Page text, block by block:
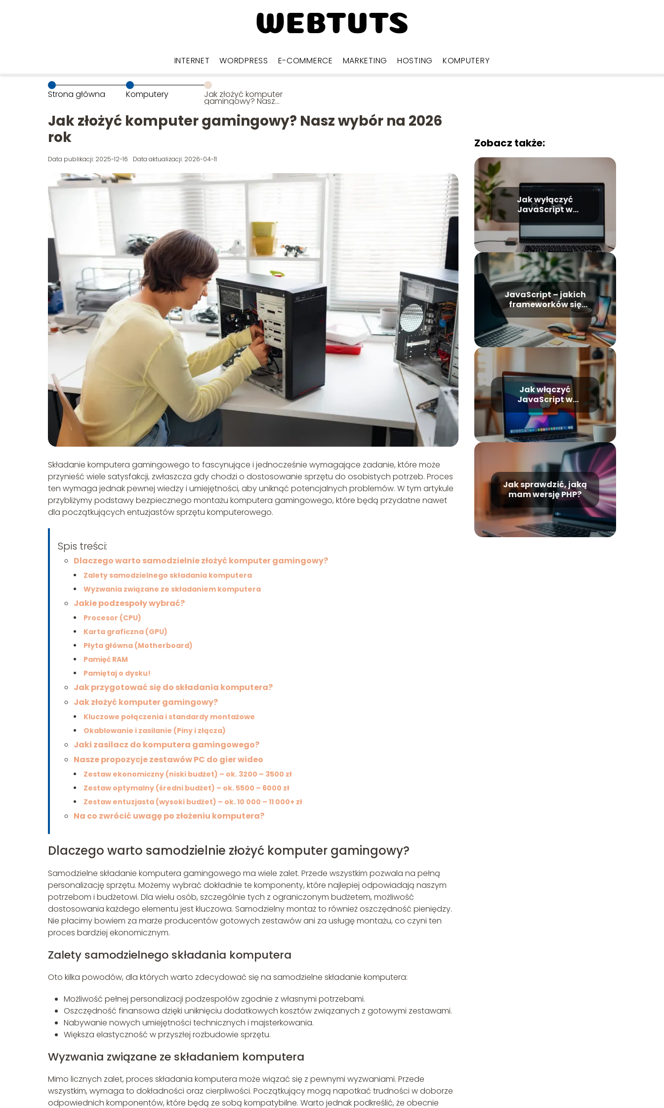
INTERNET WORDPRESS E-COMMERCE MARKETING HOSTING KOMPUTERY
Strona główna Komputery Jak złożyć komputer
gamingowy? Nasz
wybór na 2026 rok
Jak złożyć komputer gamingowy? Nasz wybór na 2026
rok
Data publikacji: 2025-12-16 Data aktualizacji: 2026-04-11
Składanie komputera gamingowego to fascynujące i jednocześnie wymagające zadanie, które może
przynieść wiele satysfakcji, zwłaszcza gdy chodzi o dostosowanie sprzętu do osobistych potrzeb. Proces
ten wymaga jednak pewnej wiedzy i umiejętności, aby uniknąć potencjalnych problemów. W tym artykule
przybliżymy podstawy bezpiecznego montażu komputera gamingowego, które będą przydatne nawet
dla początkujących entuzjastów sprzętu komputerowego.
Spis treści:
Dlaczego warto samodzielnie złożyć komputer gamingowy?
Zalety samodzielnego składania komputera
Wyzwania związane ze składaniem komputera
Jakie podzespoły wybrać?
Procesor (CPU)
Karta graficzna (GPU)
Płyta główna (Motherboard)
Pamięć RAM
Pamiętaj o dysku!
Jak przygotować się do składania komputera?
Jak złożyć komputer gamingowy?
Kluczowe połączenia i standardy montażowe
Okablowanie i zasilanie (Piny i złącza)
Jaki zasilacz do komputera gamingowego?
Nasze propozycje zestawów PC do gier wideo
Zestaw ekonomiczny (niski budżet) – ok. 3200 – 3500 zł
Zestaw optymalny (średni budżet) – ok. 5500 – 6000 zł
Zestaw entuzjasta (wysoki budżet) – ok. 10 000 – 11 000+ zł
Na co zwrócić uwagę po złożeniu komputera?
Dlaczego warto samodzielnie złożyć komputer gamingowy?
Samodzielne składanie komputera gamingowego ma wiele zalet. Przede wszystkim pozwala na pełną
personalizację sprzętu. Możemy wybrać dokładnie te komponenty, które najlepiej odpowiadają naszym
potrzebom i budżetowi. Dla wielu osób, szczególnie tych z ograniczonym budżetem, możliwość
dostosowania każdego elementu jest kluczowa. Samodzielny montaż to również oszczędność pieniędzy.
Nie płacimy bowiem za marże producentów gotowych zestawów ani za usługę montażu, co czyni ten
proces bardziej ekonomicznym.
Zalety samodzielnego składania komputera
Oto kilka powodów, dla których warto zdecydować się na samodzielne składanie komputera:
Możliwość pełnej personalizacji podzespołów zgodnie z własnymi potrzebami.
Oszczędność finansowa dzięki uniknięciu dodatkowych kosztów związanych z gotowymi zestawami.
Nabywanie nowych umiejętności technicznych i majsterkowania.
Większa elastyczność w przyszłej rozbudowie sprzętu.
Wyzwania związane ze składaniem komputera
Mimo licznych zalet, proces składania komputera może wiązać się z pewnymi wyzwaniami. Przede
wszystkim, wymaga to dokładności oraz cierpliwości. Początkujący mogą napotkać trudności w doborze
odpowiednich komponentów, które będą ze sobą kompatybilne. Warto jednak podkreślić, że obecnie
Zobacz także:
Jak wyłączyć
JavaScript w
JavaScript – jakich
frameworków się
Jak włączyć
JavaScript w
przeglądarce?
Jak sprawdzić, jaką
mam wersję PHP?